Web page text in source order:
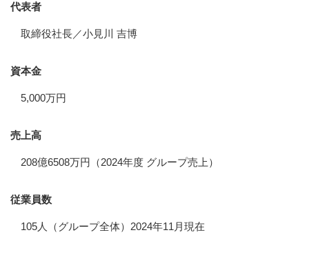
代表者
取締役社長／小見川 吉博
資本金
5,000万円
売上高
208億6508万円（2024年度 グループ売上）
従業員数
105人（グループ全体）2024年11月現在